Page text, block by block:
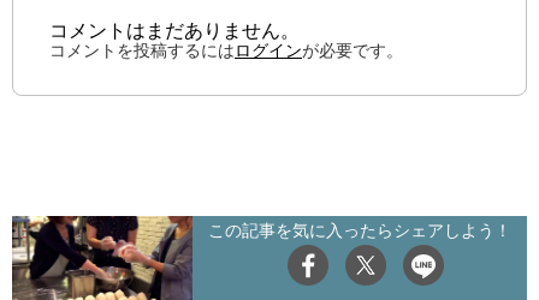
コメントはまだありません。
コメントを投稿するにはログインが必要です。
この記事を気に入ったらシェアしよう！